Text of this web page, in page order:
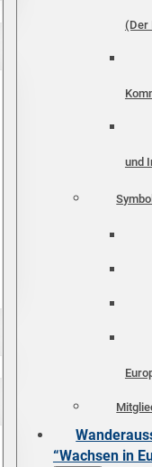
(Der
und
“Wachsen in